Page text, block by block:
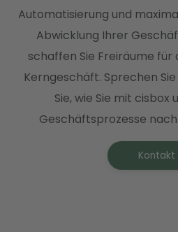
Automatisierung und
Abwicklung Ihrer
schaffen Sie Freiräume für
Kerngeschäft. Sprechen
Sie, wie Sie mit cisbox
Geschäftsprozesse
Kontakt